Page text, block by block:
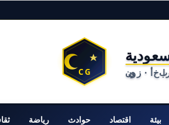
بيئة اقتصاد حوادث رياضة